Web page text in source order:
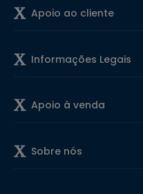
Apoio ao cliente
Informações Legais
Apoio à venda
Sobre nós